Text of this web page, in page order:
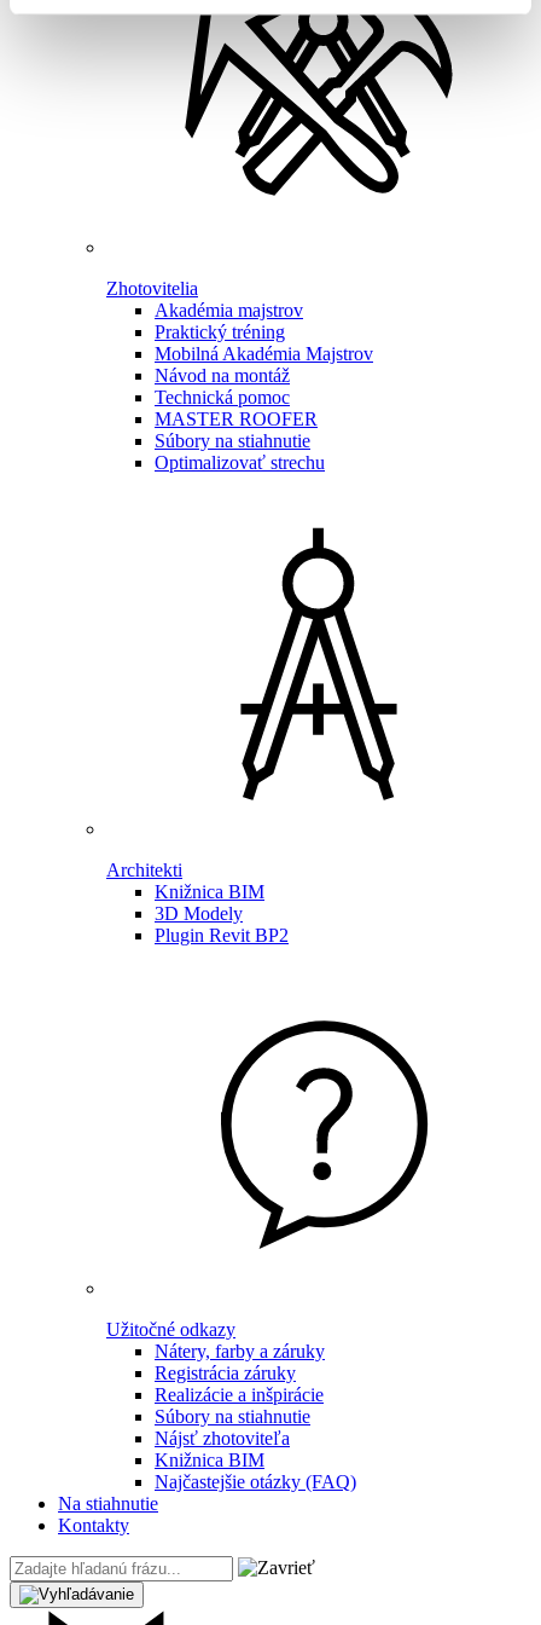
Zhotovitelia
Akadémia majstrov
Praktický tréning
Mobilná Akadémia Majstrov
Návod na montáž
Technická pomoc
MASTER ROOFER
Súbory na stiahnutie
Optimalizovať strechu
Architekti
Knižnica BIM
3D Modely
Plugin Revit BP2
Užitočné odkazy
Nátery, farby a záruky
Registrácia záruky
Realizácie a inšpirácie
Súbory na stiahnutie
Nájsť zhotoviteľa
Knižnica BIM
Najčastejšie otázky (FAQ)
Na stiahnutie
Kontakty